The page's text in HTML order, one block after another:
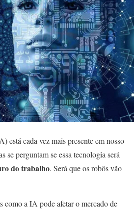
está cada vez mais presente em nosso
se perguntam se essa tecnologia será
do trabalho. Será que os robôs vão
como a IA pode afetar o mercado de